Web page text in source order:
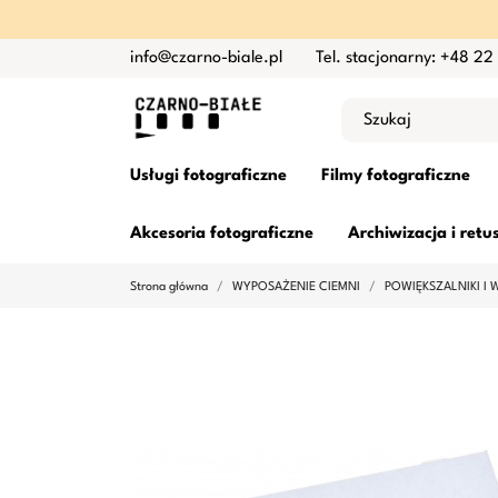
info@czarno-biale.pl Tel. stacjonarny: +48 22
Usługi fotograficzne Filmy fotograficzne
Akcesoria fotograficzne Archiwizacja i
Strona główna WYPOSAŻENIE CIEMNI POWIĘKSZALNIKI I